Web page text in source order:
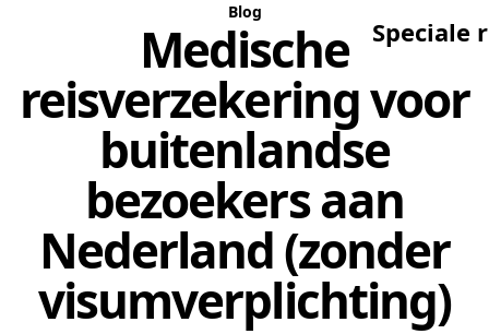
Speciale
Blog
Medische
reisverzekering voor
buitenlandse
bezoekers aan
Nederland (zonder
visumverplichting)